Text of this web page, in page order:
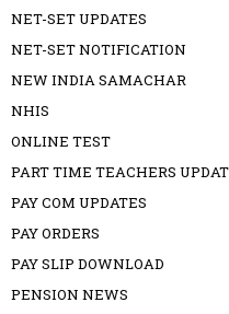
NET-SET UPDATES
NET-SET NOTIFICATION
NEW INDIA SAMACHAR
NHIS
ONLINE TEST
PART TIME TEACHERS
PAY COM UPDATES
PAY ORDERS
PAY SLIP DOWNLOAD
PENSION NEWS